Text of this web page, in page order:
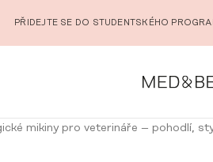
PŘIDEJTE SE DO STUDENTSKÉHO
mikiny pro veterináře – pohodlí,